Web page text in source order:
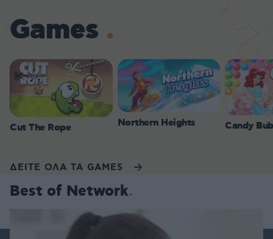
Games
Cut The Rope Northern Heights Candy
ΔΕΙΤΕ ΟΛΑ ΤΑ GAMES
Best of Network